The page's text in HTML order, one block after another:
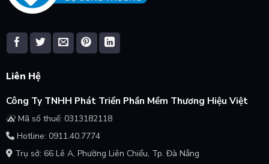
Liên Hệ
Công Ty TNHH Phát Triển Phần Mềm Thương Hiệu Việt
Mã số thuế: 0313182118
Hotline: 0911.40.7774
Trụ sở: 66 Lê A, Phường Liên Chiểu, Tp. Đà Nẵng